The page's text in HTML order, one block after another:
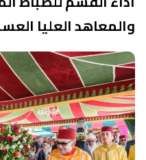
والمعاهد العليا